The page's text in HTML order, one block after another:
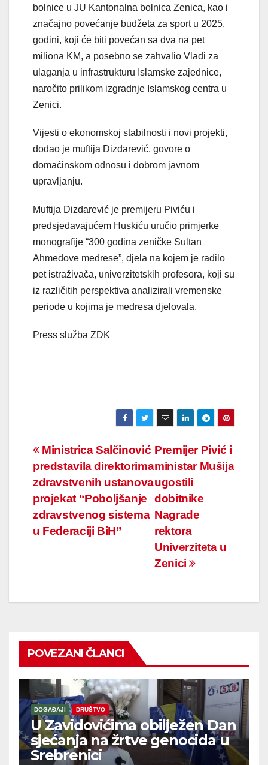
bolnice u JU Kantonalna bolnica Zenica, kao i
značajno povećanje budžeta za sport u 2025.
godini, koji će biti povećan sa dva na pet
miliona KM, a posebno se zahvalio Vladi za
ulaganja u infrastrukturu Islamske zajednice,
naročito prilikom izgradnje Islamskog centra u
Zenici.
Vijesti o ekonomskoj stabilnosti i novi projekti,
dodao je muftija Dizdarević, govore o
domaćinskom odnosu i dobrom javnom
upravljanju.
Muftija Dizdarević je premijeru Piviću i
predsjedavajućem Huskiću uručio primjerke
monografije “300 godina zeničke Sultan
Ahmedove medrese”, djela na kojem je radilo
pet istraživača, univerzitetskih profesora, koji su
iz različitih perspektiva analizirali vremenske
periode u kojima je medresa djelovala.
Press služba ZDK
Navigacija
članaka
Premijer Pivić i
ministar Mušija
ugostili
dobitnike
Nagrade
rektora
Univerziteta u
Zenici
Ministrica Salčinović
predstavila direktorima
zdravstvenih ustanova
projekat “Poboljšanje
zdravstvenog sistema
u Federaciji BiH”
POVEZANI ČLANCI
DOGAĐAJI DRUŠTVO
U Zavidovićima obilježen Dan
sjećanja na žrtve genocida u
Srebrenici